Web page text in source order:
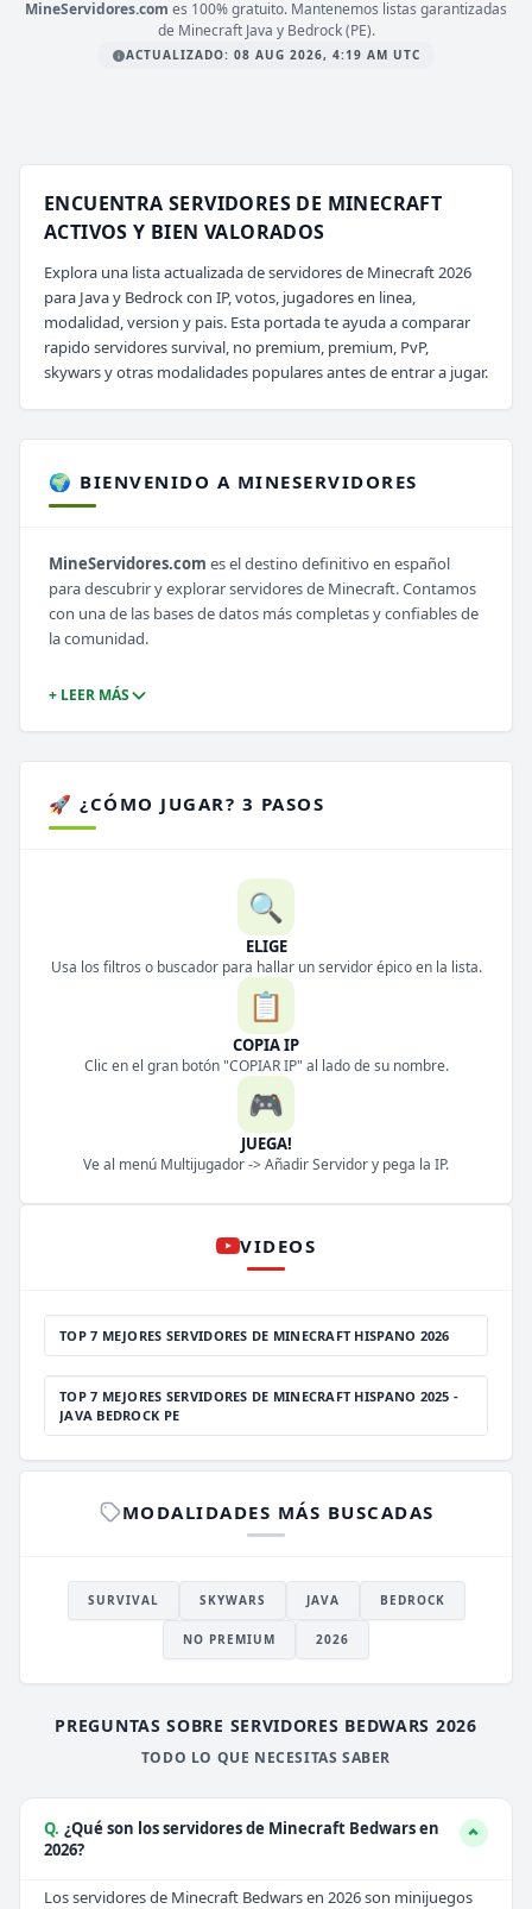
MineServidores.com es 100% gratuito. Mantenemos listas garantizadas
de Minecraft Java y Bedrock (PE).
ACTUALIZADO: 08 AUG 2026, 4:19 AM UTC
ENCUENTRA SERVIDORES DE MINECRAFT
ACTIVOS Y BIEN VALORADOS
Explora una lista actualizada de servidores de Minecraft 2026
para Java y Bedrock con IP, votos, jugadores en linea,
modalidad, version y pais. Esta portada te ayuda a comparar
rapido servidores survival, no premium, premium, PvP,
skywars y otras modalidades populares antes de entrar a jugar.
🌍 BIENVENIDO A MINESERVIDORES
MineServidores.com es el destino definitivo en español
para descubrir y explorar servidores de Minecraft. Contamos
con una de las bases de datos más completas y confiables de
la comunidad.
+ LEER MÁS
🚀 ¿CÓMO JUGAR? 3 PASOS
🔍
ELIGE
Usa los filtros o buscador para hallar un servidor épico en la lista.
📋
COPIA IP
Clic en el gran botón "COPIAR IP" al lado de su nombre.
🎮
JUEGA!
Ve al menú Multijugador -> Añadir Servidor y pega la IP.
VIDEOS
TOP 7 MEJORES SERVIDORES DE MINECRAFT HISPANO 2026
TOP 7 MEJORES SERVIDORES DE MINECRAFT HISPANO 2025 -
JAVA BEDROCK PE
MODALIDADES MÁS BUSCADAS
SURVIVAL SKYWARS JAVA BEDROCK
NO PREMIUM 2026
PREGUNTAS SOBRE SERVIDORES BEDWARS 2026
TODO LO QUE NECESITAS SABER
Q. ¿Qué son los servidores de Minecraft Bedwars en
2026?
Los servidores de Minecraft Bedwars en 2026 son minijuegos